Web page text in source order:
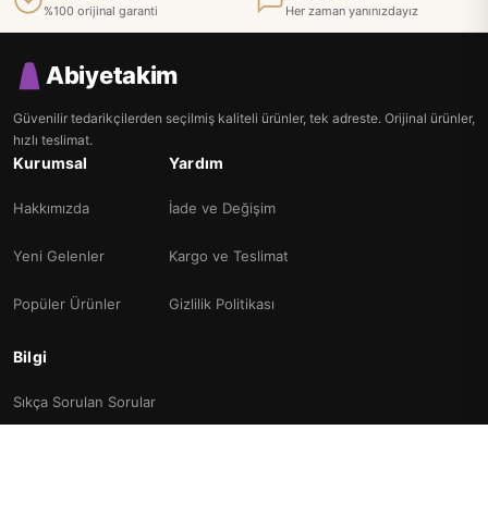
%100 orijinal garanti Her zaman yanınızdayız
Abiyetakim
Güvenilir tedarikçilerden seçilmiş kaliteli ürünler, tek adreste. Orijinal ürünler,
hızlı teslimat.
Kurumsal
Hakkımızda
Yeni Gelenler
Popüler Ürünler
Yardım
İade ve Değişim
Kargo ve Teslimat
Gizlilik Politikası
Bilgi
Sıkça Sorulan Sorular